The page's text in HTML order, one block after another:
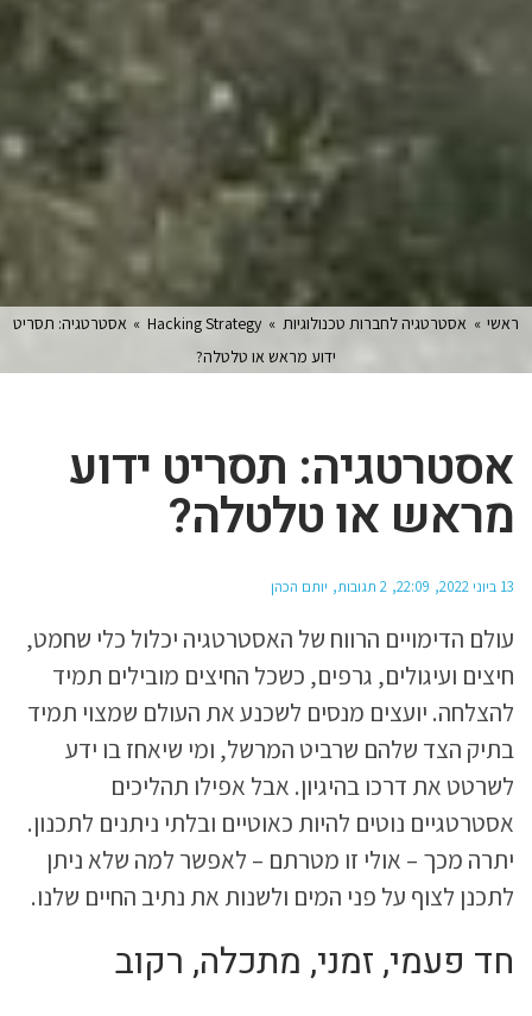
ראשי » אסטרטגיה לחברות טכנולוגיות »
Hacking Strategy
» אסטרטגיה: תסריט
ידוע מראש או טלטלה?
אסטרטגיה: תסריט ידוע
מראש או טלטלה?
13 ביוני 2022 22:09 2 תגובות יותם הכהן
עולם הדימויים הרווח של האסטרטגיה יכלול כלי שחמט,
חיצים ועיגולים, גרפים, כשכל החיצים מובילים תמיד
להצלחה. יועצים מנסים לשכנע את העולם שמצוי תמיד
בתיק הצד שלהם שרביט המרשל, ומי שיאחז בו ידע
לשרטט את דרכו בהיגיון. אבל אפילו תהליכים
אסטרטגיים נוטים להיות כאוטיים ובלתי ניתנים לתכנון.
יתרה מכך – אולי זו מטרתם – לאפשר למה שלא ניתן
לתכנן לצוף על פני המים ולשנות את נתיב החיים שלנו.
חד פעמי, זמני, מתכלה, רקוב